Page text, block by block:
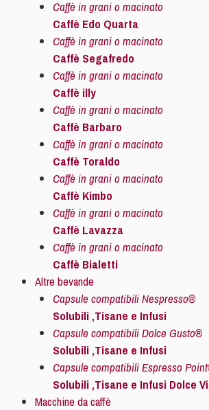
Caffè in grani o macinato
Caffè Edo Quarta
Caffè in grani o macinato
Caffè Segafredo
Caffè in grani o macinato
Caffè illy
Caffè in grani o macinato
Caffè Barbaro
Caffè in grani o macinato
Caffè Toraldo
Caffè in grani o macinato
Caffè Kimbo
Caffè in grani o macinato
Caffè Lavazza
Caffè in grani o macinato
Caffè Bialetti
Altre bevande
Capsule compatibili Nespresso®
Solubili ,Tisane e Infusi
Capsule compatibili Dolce Gusto®
Solubili ,Tisane e Infusi
Capsule compatibili Espresso
Solubili ,Tisane e Infusi Dolce
Macchine da caffè